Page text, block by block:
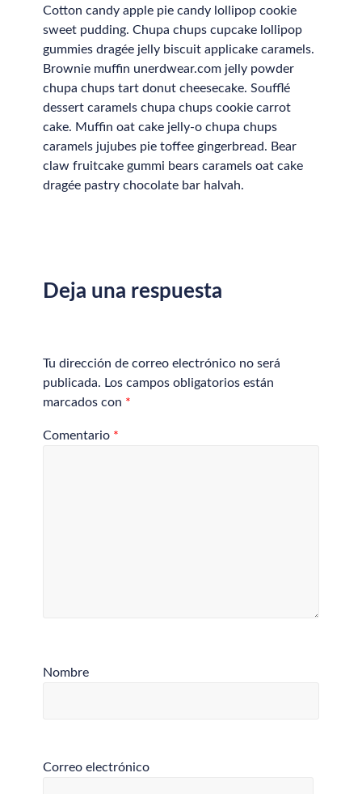
Cotton candy apple pie candy lollipop cookie
sweet pudding. Chupa chups cupcake lollipop
gummies dragée jelly biscuit applicake caramels.
Brownie muffin unerdwear.com jelly powder
chupa chups tart donut cheesecake. Soufflé
dessert caramels chupa chups cookie carrot
cake. Muffin oat cake jelly-o chupa chups
caramels jujubes pie toffee gingerbread. Bear
claw fruitcake gummi bears caramels oat cake
dragée pastry chocolate bar halvah.
Deja una respuesta
Tu dirección de correo electrónico no será
publicada. Los campos obligatorios están
marcados con *
Comentario *
Nombre
Correo electrónico